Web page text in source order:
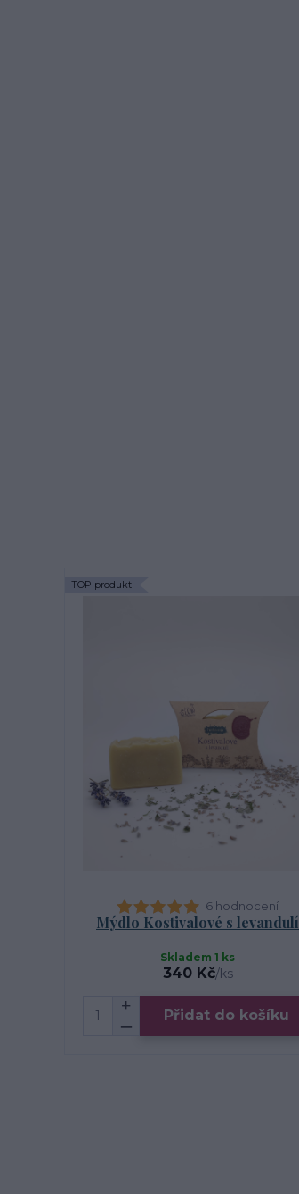
TOP produkt
6 hodnocení
Mýdlo Kostivalové s levandulí
340 Kč/ks
Skladem 1 ks
Přidat do košíku